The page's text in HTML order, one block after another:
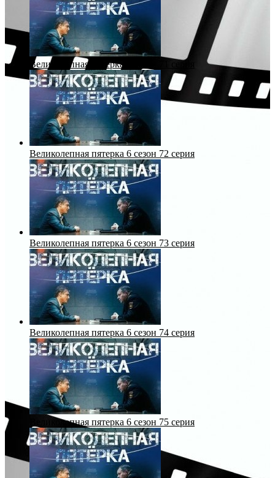
Великолепная пятерка 6 сезон 71 серия
Великолепная пятерка 6 сезон 72 серия
Великолепная пятерка 6 сезон 73 серия
Великолепная пятерка 6 сезон 74 серия
Великолепная пятерка 6 сезон 75 серия